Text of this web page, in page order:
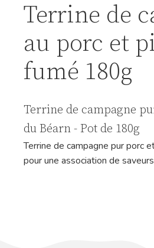
Terrine de
au porc et
fumé 180g
Terrine de campagne
du Béarn - Pot de 180g
Terrine de campagne pur porc
pour une association de